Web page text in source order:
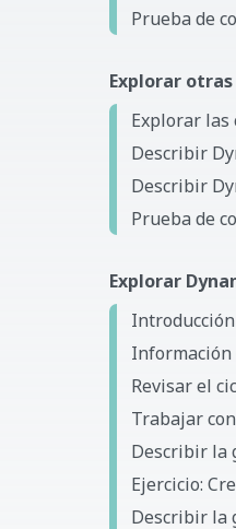
Prueba de
Explorar
Explorar las
Describir
Describir
Prueba de
Explorar
Introducción
Información
Revisar el
Trabajar
Describir la
Ejercicio:
Describir la